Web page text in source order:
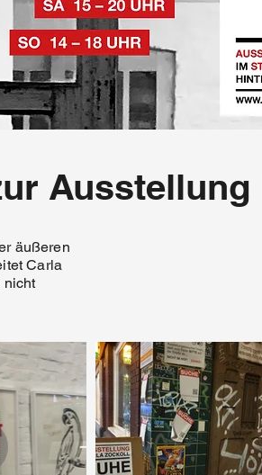
Ausstellung
äußeren
Carla
nicht